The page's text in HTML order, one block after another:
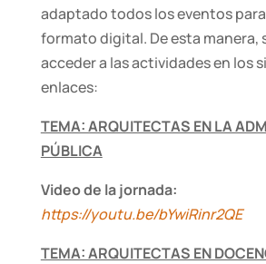
adaptado todos los eventos
formato digital. De esta manera,
acceder a las actividades en los
enlaces:
TEMA: ARQUITECTAS EN LA
PÚBLICA
Video de la jornada:
https://youtu.be/bYwiRinr2QE
TEMA: ARQUITECTAS EN